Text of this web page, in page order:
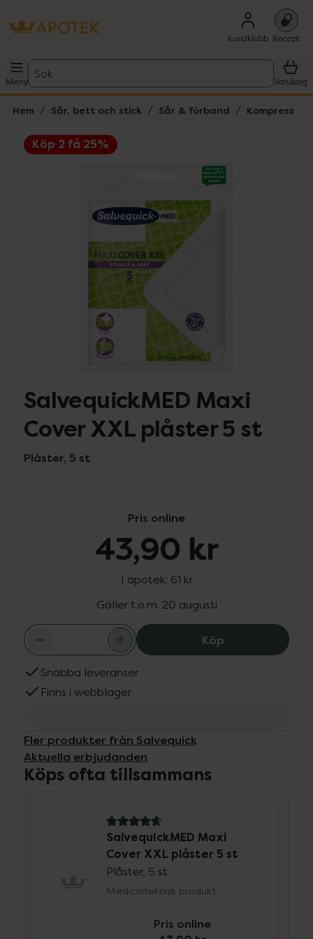
Kundklubb Recept
Meny
Sök
Varukorg
Hem Sår, bett och stick Sår & förband Kompress
Köp 2 få 25%
Lista: . Innehåller 1 objekt.
SalvequickMED Maxi
Cover XXL plåster 5 st
Plåster, 5 st
Pris online
43,90 kr
I apotek: 61 kr
Gäller t.o.m. 20 augusti
Köp
Snabba leveranser
Finns i webblager
Fler produkter från Salvequick
Aktuella erbjudanden
Köps ofta tillsammans
4.7 av 5 i omdöme
SalvequickMED Maxi
Cover XXL plåster 5 st
Plåster, 5 st
Medicinteknisk produkt
Pris online